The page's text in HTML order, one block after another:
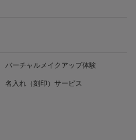
バーチャルメイクアップ体験
名入れ（刻印）サービス